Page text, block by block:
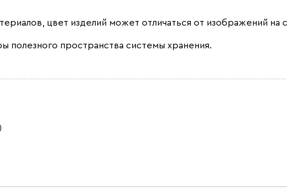
цвет изделий может отличаться от изображений на
полезного пространства системы хранения.